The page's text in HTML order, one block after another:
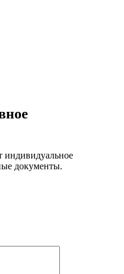
индивидуальное
документы.